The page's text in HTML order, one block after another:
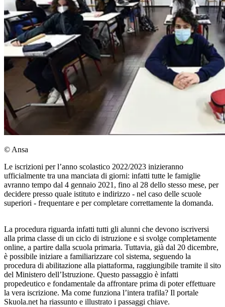
© Ansa
Le iscrizioni per l’anno scolastico 2022/2023 inizieranno
ufficialmente tra una manciata di giorni: infatti tutte le famiglie
avranno tempo dal 4 gennaio 2021, fino al 28 dello stesso mese, per
decidere presso quale istituto e indirizzo - nel caso delle scuole
superiori - frequentare e per completare correttamente la domanda.
La procedura riguarda infatti tutti gli alunni che devono iscriversi
alla prima classe di un ciclo di istruzione e si svolge completamente
online, a partire dalla scuola primaria. Tuttavia, già dal 20 dicembre,
è possibile iniziare a familiarizzare col sistema, seguendo la
procedura di abilitazione alla piattaforma, raggiungibile tramite il sito
del Ministero dell’Istruzione. Questo passaggio è infatti
propedeutico e fondamentale da affrontare prima di poter effettuare
la vera iscrizione. Ma come funziona l’intera trafila? Il portale
Skuola.net ha riassunto e illustrato i passaggi chiave.